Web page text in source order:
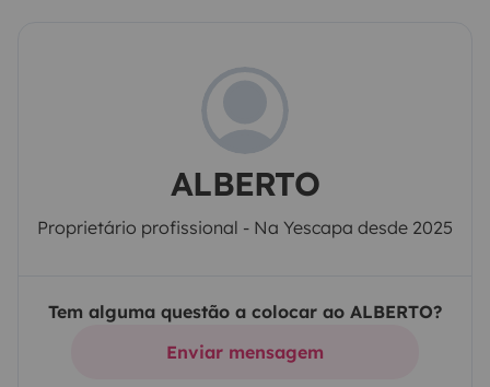
ALBERTO
Proprietário profissional - Na Yescapa desde 2025
Tem alguma questão a colocar ao ALBERTO?
Enviar mensagem